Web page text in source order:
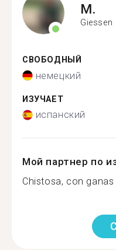
M.
Giessen
СВОБОДНЫЙ
немецкий
ИЗУЧАЕТ
испанский
Мой партнер по
Chistosa, con